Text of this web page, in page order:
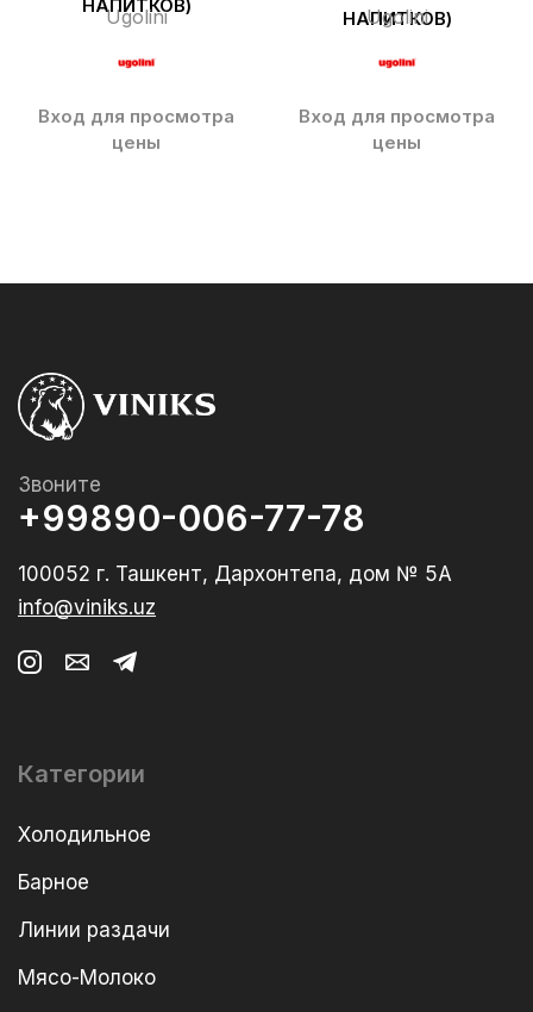
НАПИТКОВ)
Ugolini
Вход для просмотра
цены
НАПИТКОВ)
Ugolini
Вход для просмотра
цены
Звоните
+99890-006-77-78
100052 г. Ташкент, Дархонтепа, дом № 5А
info@viniks.uz
Категории
Холодильное
Барное
Линии раздачи
Мясо-Молоко